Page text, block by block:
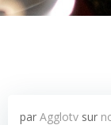
par Agglotv sur